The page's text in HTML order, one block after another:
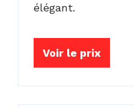
élégant.
Voir le prix